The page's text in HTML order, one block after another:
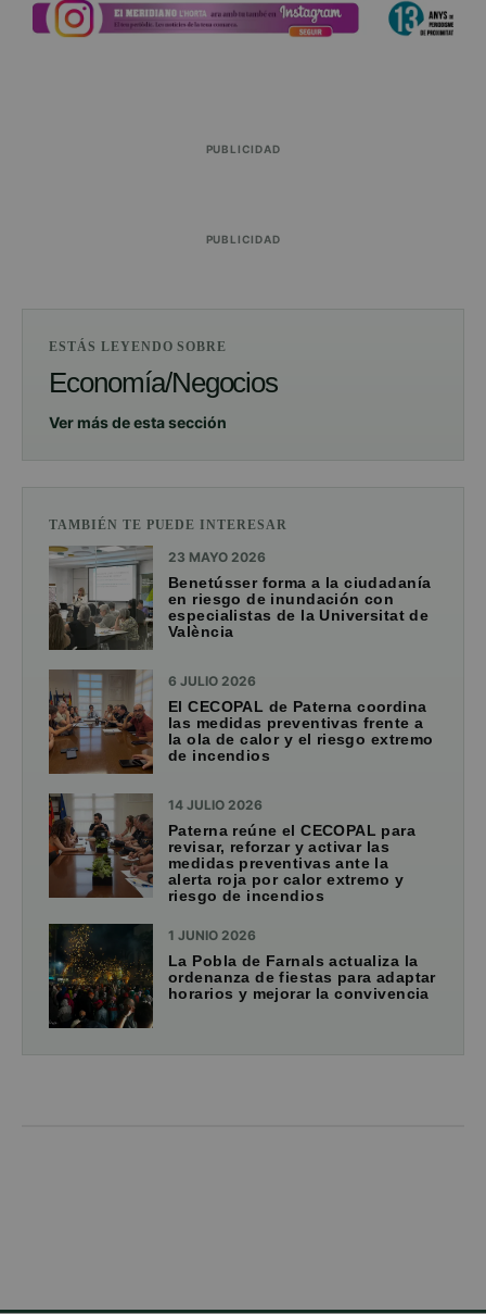
PUBLICIDAD
PUBLICIDAD
ESTÁS LEYENDO SOBRE
Economía/Negocios
Ver más de esta sección
TAMBIÉN TE PUEDE INTERESAR
23 MAYO 2026
Benetússer forma a la ciudadanía
en riesgo de inundación con
especialistas de la Universitat de
València
6 JULIO 2026
El CECOPAL de Paterna coordina
las medidas preventivas frente a
la ola de calor y el riesgo extremo
de incendios
14 JULIO 2026
Paterna reúne el CECOPAL para
revisar, reforzar y activar las
medidas preventivas ante la
alerta roja por calor extremo y
riesgo de incendios
1 JUNIO 2026
La Pobla de Farnals actualiza la
ordenanza de fiestas para adaptar
horarios y mejorar la convivencia